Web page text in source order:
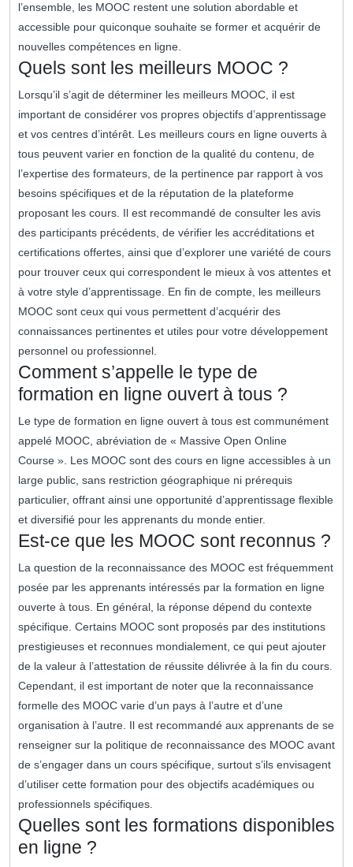
l’ensemble, les MOOC restent une solution abordable et
accessible pour quiconque souhaite se former et acquérir de
nouvelles compétences en ligne.
Quels sont les meilleurs MOOC ?
Lorsqu’il s’agit de déterminer les meilleurs MOOC, il est
important de considérer vos propres objectifs d’apprentissage
et vos centres d’intérêt. Les meilleurs cours en ligne ouverts à
tous peuvent varier en fonction de la qualité du contenu, de
l’expertise des formateurs, de la pertinence par rapport à vos
besoins spécifiques et de la réputation de la plateforme
proposant les cours. Il est recommandé de consulter les avis
des participants précédents, de vérifier les accréditations et
certifications offertes, ainsi que d’explorer une variété de cours
pour trouver ceux qui correspondent le mieux à vos attentes et
à votre style d’apprentissage. En fin de compte, les meilleurs
MOOC sont ceux qui vous permettent d’acquérir des
connaissances pertinentes et utiles pour votre développement
personnel ou professionnel.
Comment s’appelle le type de
formation en ligne ouvert à tous ?
Le type de formation en ligne ouvert à tous est communément
appelé MOOC, abréviation de « Massive Open Online
Course ». Les MOOC sont des cours en ligne accessibles à un
large public, sans restriction géographique ni prérequis
particulier, offrant ainsi une opportunité d’apprentissage flexible
et diversifié pour les apprenants du monde entier.
Est-ce que les MOOC sont reconnus ?
La question de la reconnaissance des MOOC est fréquemment
posée par les apprenants intéressés par la formation en ligne
ouverte à tous. En général, la réponse dépend du contexte
spécifique. Certains MOOC sont proposés par des institutions
prestigieuses et reconnues mondialement, ce qui peut ajouter
de la valeur à l’attestation de réussite délivrée à la fin du cours.
Cependant, il est important de noter que la reconnaissance
formelle des MOOC varie d’un pays à l’autre et d’une
organisation à l’autre. Il est recommandé aux apprenants de se
renseigner sur la politique de reconnaissance des MOOC avant
de s’engager dans un cours spécifique, surtout s’ils envisagent
d’utiliser cette formation pour des objectifs académiques ou
professionnels spécifiques.
Quelles sont les formations disponibles
en ligne ?